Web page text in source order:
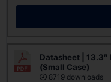
Datasheet | 13.3″
(Small Case)
8719 downloads